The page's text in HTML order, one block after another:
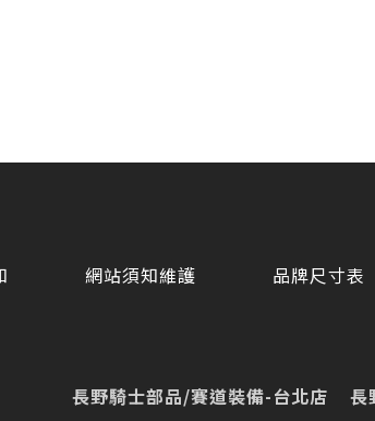
網站須知維護 品牌尺寸表
長野騎士部品/賽道裝備-台北店 長